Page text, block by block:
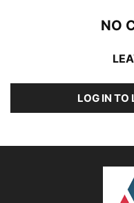
NO
LOG IN TO